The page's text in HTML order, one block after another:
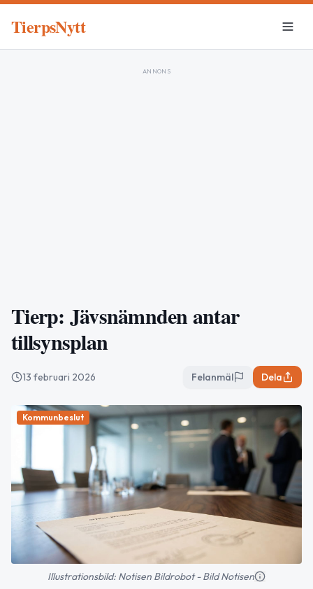
TierpsNytt
ANNONS
Tierp: Jävsnämnden antar
tillsynsplan
13 februari 2026 Felanmäl Dela
Kommunbeslut
Illustrationsbild: Notisen Bildrobot - Bild Notisen